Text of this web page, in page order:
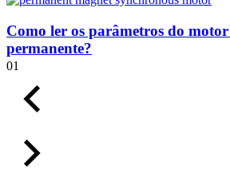
Como ler os parâmetros do
permanente?
01